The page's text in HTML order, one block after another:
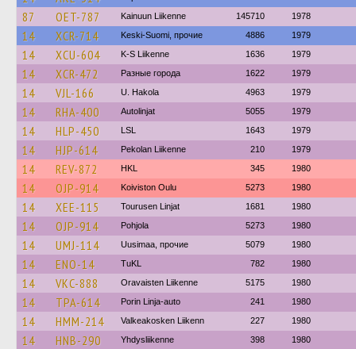
87 OET-787 Kainuun Liikenne 145710 1978
14 XCR-714 Keski-Suomi, прочие 4886 1979
14 XCU-604 K-S Liikenne 1636 1979
14 XCR-472 Разные города 1622 1979
14 VJL-166 U. Hakola 4963 1979
14 RHA-400 Autolinjat 5055 1979
14 HLP-450 LSL 1643 1979
14 HJP-614 Pekolan Liikenne 210 1979
14 REV-872 HKL 345 1980
14 OJP-914 Koiviston Oulu 5273 1980
14 XEE-115 Tourusen Linjat 1681 1980
14 OJP-914 Pohjola 5273 1980
14 UMJ-114 Uusimaa, прочие 5079 1980
14 ENO-14 TuKL 782 1980
14 VKC-888 Oravaisten Liikenne 5175 1980
14 TPA-614 Porin Linja-auto 241 1980
14 HMM-214 Valkeakosken Liikenn 227 1980
14 HNB-290 Yhdysliikenne 398 1980